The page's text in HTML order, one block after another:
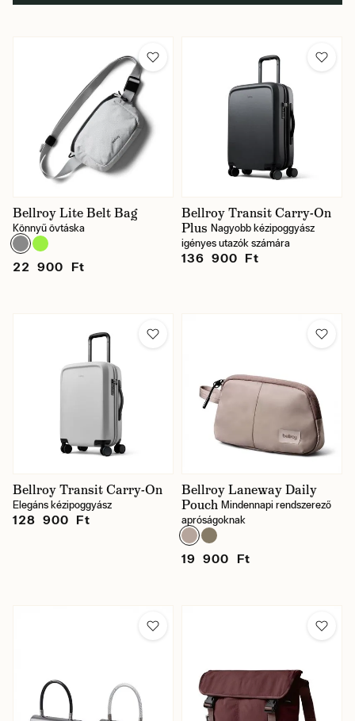
Ár
Raktáron
Bellroy Lite Belt Bag
Könnyű övtáska
22 900 Ft
Bellroy Transit Carry-On
Plus Nagyobb kézipoggyász
igényes utazók számára
136 900 Ft
Bellroy Transit Carry-On
Elegáns kézipoggyász
128 900 Ft
Bellroy Laneway Daily
Pouch Mindennapi rendszerező
apróságoknak
19 900 Ft